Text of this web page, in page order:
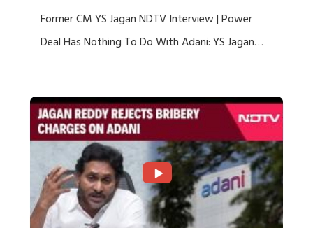
Former CM YS Jagan NDTV Interview | Power
Deal Has Nothing To Do With Adani: YS Jagan